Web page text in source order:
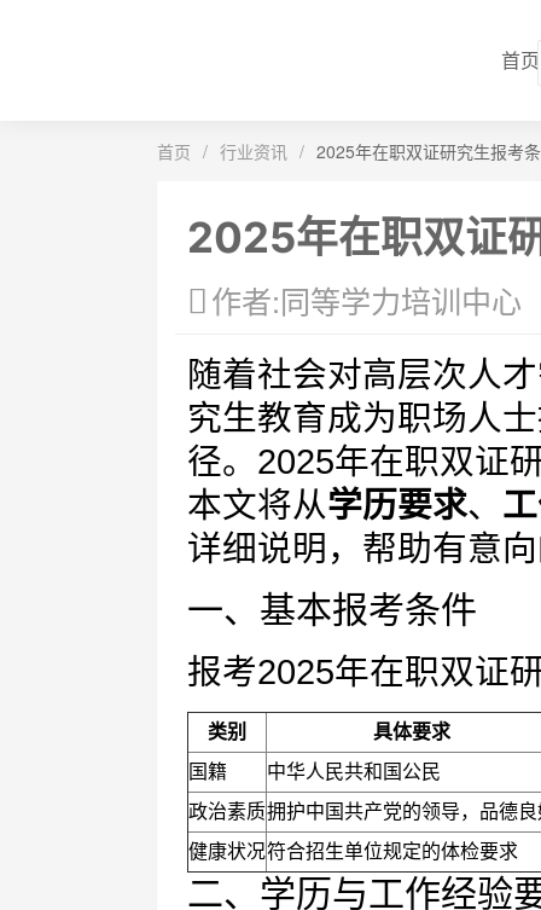
首页
首页 / 行业资讯 / 2025年在职双证研究生报考
2025年在职双证
作者:同等学力培训中心
随着社会对高层次人
究生教育成为职场人
径。2025年在职双证
本文将从学历要求、
详细说明，帮助有意
一、基本报考条件
报考2025年在职双证
类别
具体要求
国籍
中华人民共和国公民
政治素质拥护中国共产党的领导，品德良
健康状况符合招生单位规定的体检要求
二、学历与工作经验